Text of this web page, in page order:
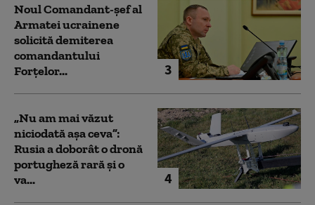
3
Noul Comandant-șef al
Armatei ucrainene
solicită demiterea
comandantului
Forțelor...
4
„Nu am mai văzut
niciodată așa ceva”:
Rusia a doborât o dronă
portugheză rară și o
va...